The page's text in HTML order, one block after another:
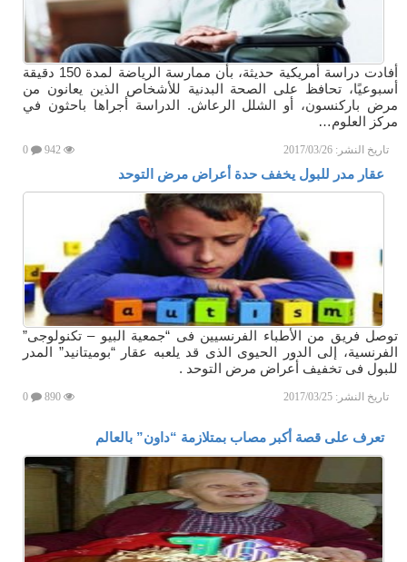
أفادت دراسة أمريكية حديثة، بأن ممارسة الرياضة لمدة 150 دقيقة
أسبوعيًا، تحافظ على الصحة البدنية للأشخاص الذين يعانون من
مرض باركنسون، أو الشلل الرعاش. الدراسة أجراها باحثون في
مركز العلوم…
تاريخ النشر: 2017/03/26
عقار مدر للبول يخفف حدة أعراض مرض التوحد
توصل فريق من الأطباء الفرنسيين فى “جمعية البيو – تكنولوجى”
الفرنسية، إلى الدور الحيوى الذى قد يلعبه عقار “بوميتانيد” المدر
للبول فى تخفيف أعراض مرض التوحد .
تاريخ النشر: 2017/03/25
تعرف على قصة أكبر مصاب بمتلازمة “داون” بالعالم